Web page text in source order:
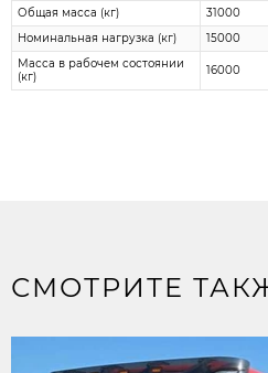
Общая масса (кг)
31000
Номинальная нагрузка (кг)
15000
Масса в рабочем состоянии
(кг)
16000
СМОТРИТЕ